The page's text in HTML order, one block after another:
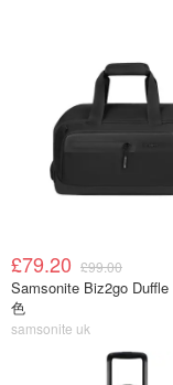
£79.20 £99.00
Samsonite Biz2go
色
samsonite uk